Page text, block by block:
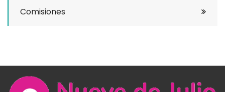
Comisiones